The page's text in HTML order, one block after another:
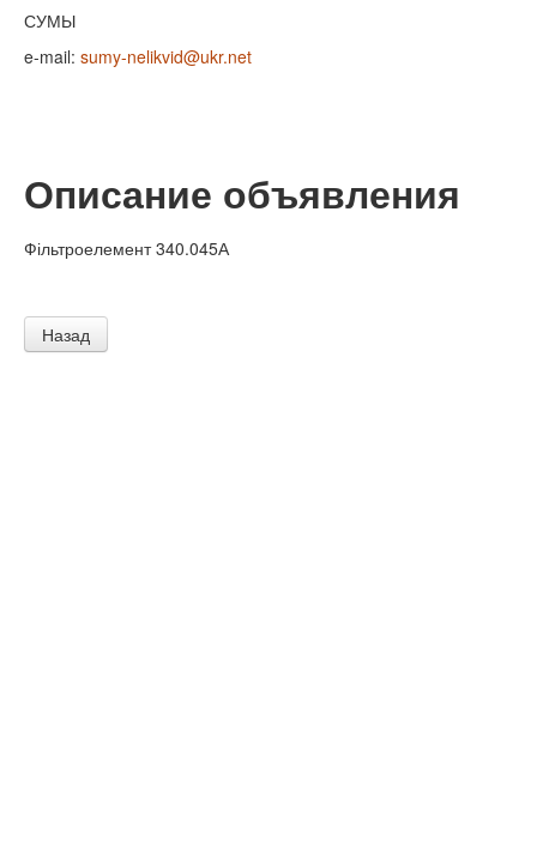
СУМЫ
e-mail: sumy-nelikvid@ukr.net
Описание объявления
Фільтроелемент 340.045А
Назад